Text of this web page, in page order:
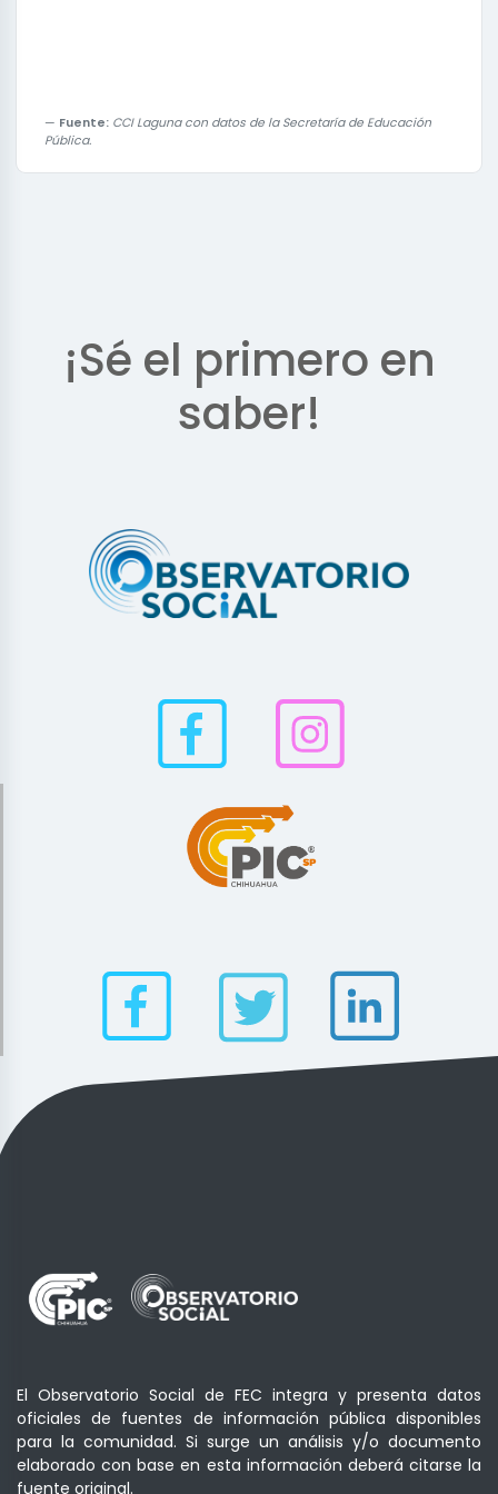
Fuente: CCI Laguna con datos de la Secretaría de Educación
Pública.
¡Sé el primero en
saber!
El Observatorio Social de FEC integra y presenta datos
oficiales de fuentes de información pública disponibles
para la comunidad. Si surge un análisis y/o documento
elaborado con base en esta información deberá citarse la
fuente original.